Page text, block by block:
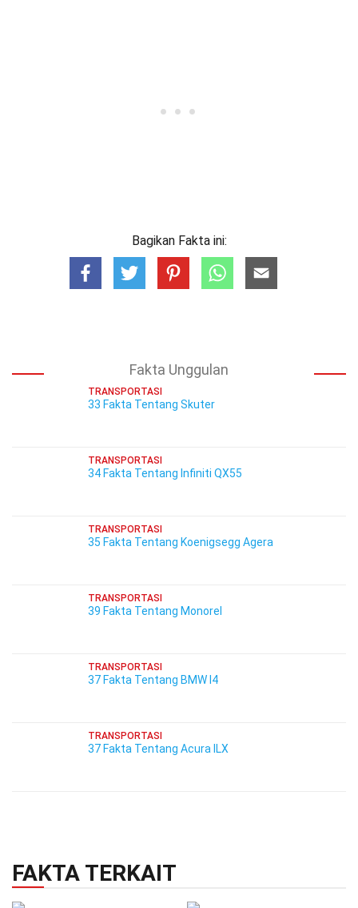
Bagikan Fakta ini:
Fakta Unggulan
TRANSPORTASI
33 Fakta Tentang Skuter
TRANSPORTASI
34 Fakta Tentang Infiniti QX55
TRANSPORTASI
35 Fakta Tentang Koenigsegg Agera
TRANSPORTASI
39 Fakta Tentang Monorel
TRANSPORTASI
37 Fakta Tentang BMW I4
TRANSPORTASI
37 Fakta Tentang Acura ILX
FAKTA TERKAIT